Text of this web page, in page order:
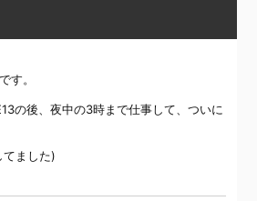
す。
の後、夜中の3時まで仕事して、ついに
てました)